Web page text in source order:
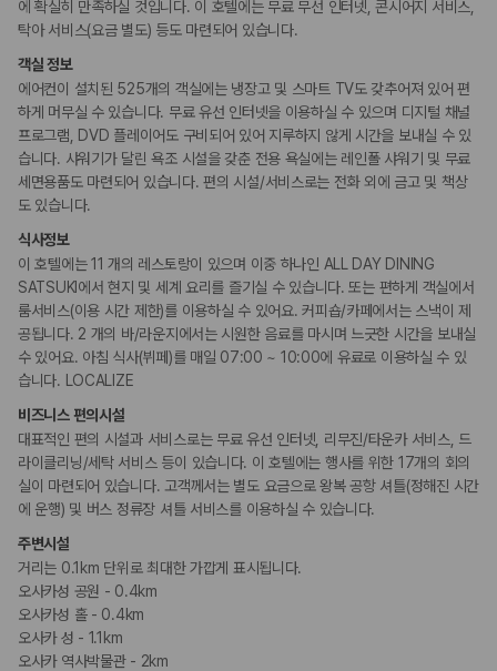
피트니스/헬스시설
사우나/스파
액티비티
테니스장
자전거 대여
보트투어
수영장
유모차
돌봄 서비스
비즈니스
회의공간
연회장
장애인 편의시설
휠체어로 이용가능한 주차장
휠체어 이용 가능 화장실
휠체어로 이용 가능
흡연 시설
지정 흡연 구역
에 확실히 만족하실 것입니다. 이 호텔에는 무료 무선 인터넷, 콘시어지 서비스,
탁아 서비스(요금 별도) 등도 마련되어 있습니다.
객실 정보
에어컨이 설치된 525개의 객실에는 냉장고 및 스마트 TV도 갖추어져 있어 편
하게 머무실 수 있습니다. 무료 유선 인터넷을 이용하실 수 있으며 디지털 채널
프로그램, DVD 플레이어도 구비되어 있어 지루하지 않게 시간을 보내실 수 있
습니다. 샤워기가 달린 욕조 시설을 갖춘 전용 욕실에는 레인폴 샤워기 및 무료
세면용품도 마련되어 있습니다. 편의 시설/서비스로는 전화 외에 금고 및 책상
도 있습니다.
식사정보
이 호텔에는 11 개의 레스토랑이 있으며 이중 하나인 ALL DAY DINING
SATSUKI에서 현지 및 세계 요리를 즐기실 수 있습니다. 또는 편하게 객실에서
룸서비스(이용 시간 제한)를 이용하실 수 있어요. 커피숍/카페에서는 스낵이 제
공됩니다. 2 개의 바/라운지에서는 시원한 음료를 마시며 느긋한 시간을 보내실
수 있어요. 아침 식사(뷔페)를 매일 07:00 ~ 10:00에 유료로 이용하실 수 있
습니다. LOCALIZE
비즈니스 편의시설
대표적인 편의 시설과 서비스로는 무료 유선 인터넷, 리무진/타운카 서비스, 드
라이클리닝/세탁 서비스 등이 있습니다. 이 호텔에는 행사를 위한 17개의 회의
실이 마련되어 있습니다. 고객께서는 별도 요금으로 왕복 공항 셔틀(정해진 시간
에 운행) 및 버스 정류장 셔틀 서비스를 이용하실 수 있습니다.
주변시설
거리는 0.1km 단위로 최대한 가깝게 표시됩니다.
오사카성 공원 - 0.4km
오사카성 홀 - 0.4km
오사카 성 - 1.1km
오사카 역사박물관 - 2km